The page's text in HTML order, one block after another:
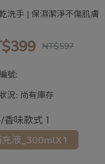
洗手 | 保濕潔淨不傷肌膚
NT$597
號:
況: 尚有庫存
香味款式１
充液_300mlX1